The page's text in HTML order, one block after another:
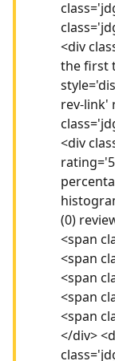
<div
the first
rev-link'
<div
(0)
<span
<span
<span
<span
<span
</div>